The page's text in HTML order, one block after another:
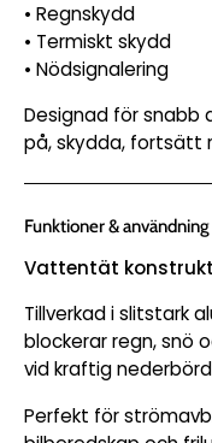
• Regnskydd
• Termiskt skydd
• Nödsignalering
Designad för snabb
på, skydda, fortsätt
Funktioner & användning
Vattentät
Tillverkad i slitstark
blockerar regn, snö
vid kraftig
Perfekt för